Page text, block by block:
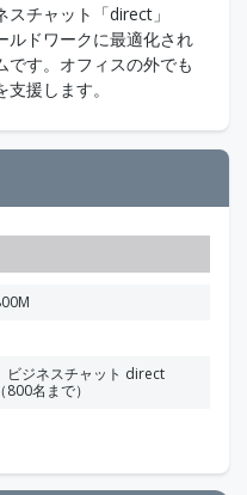
チャット「direct」
ルドワークに最適化され
です。オフィスの外でも
援します。
ビジネスチャット direct
名まで）